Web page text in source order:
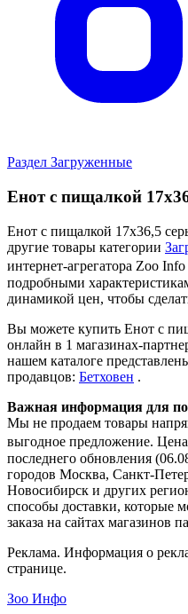
Раздел Загруженные
Енот с пищалкой
Енот с пищалкой 17х36,5
другие товары категории
интернет-агрегатора Zoo Info
подробными
динамикой цен, чтобы
Вы можете купить Енот с
онлайн в 1 магазинах-
нашем каталоге
продавцов: Бетховен .
Важная информация для
Мы не продаем товары
выгодное предложение.
последнего обновления
городов Москва, Санкт-
Новосибирск и других
способы доставки, которые
заказа на сайтах магазинов
Реклама. Информация о
странице.
Зоо Инфо